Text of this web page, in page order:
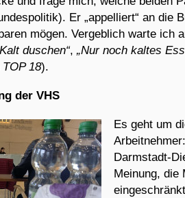
Er „appelliert“ an die
mögen. Vergeblich warte ich
duschen“,„Nur noch kaltes
TOP 18).
der VHS
Es geht um
Darmstadt-
Meinung, die